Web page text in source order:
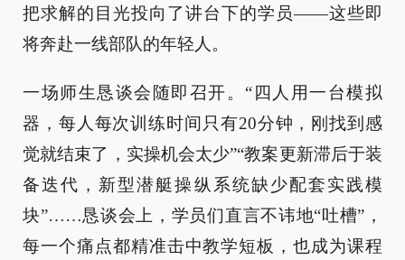
把求解的目光投向了讲台下的学员——这些即
将奔赴一线部队的年轻人。
一场师生恳谈会随即召开。“四人用一台模拟
器，每人每次训练时间只有20分钟，刚找到感
觉就结束了，实操机会太少”“教案更新滞后于装
备迭代，新型潜艇操纵系统缺少配套实践模
块”……恳谈会上，学员们直言不讳地“吐槽”，
每一个痛点都精准击中教学短板，也成为课程